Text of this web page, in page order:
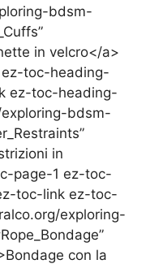
bdsm-
in velcro</a>
ez-toc-heading-
ez-toc-heading-
bdsm-
in
page-1 ez-toc-
toc-link ez-toc-
exploring-
con la